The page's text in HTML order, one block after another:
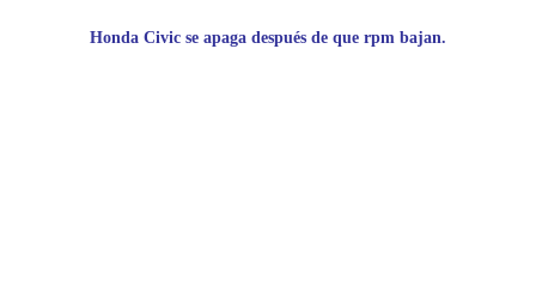
Honda Civic se apaga después de que rpm bajan.